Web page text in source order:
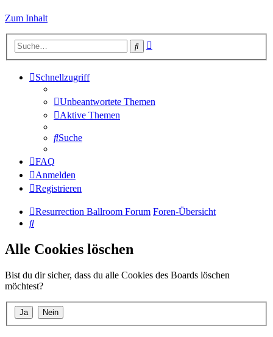
Zum Inhalt
Suche
Schnellzugriff
Unbeantwortete Themen
Aktive Themen
Suche
FAQ
Anmelden
Registrieren
Resurrection Ballroom Forum Foren-Übersicht
Suche
Alle Cookies löschen
Bist du dir sicher, dass du alle Cookies des Boards löschen
möchtest?